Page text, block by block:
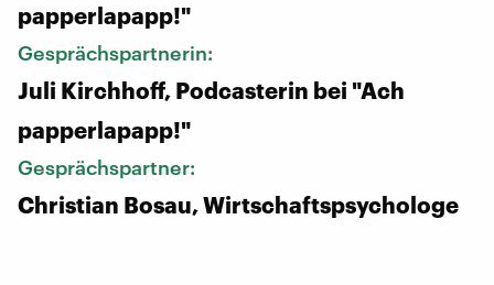
papperlapapp!"
Gesprächspartnerin:
Juli Kirchhoff, Podcasterin bei "Ach
papperlapapp!"
Gesprächspartner:
Christian Bosau, Wirtschaftspsychologe